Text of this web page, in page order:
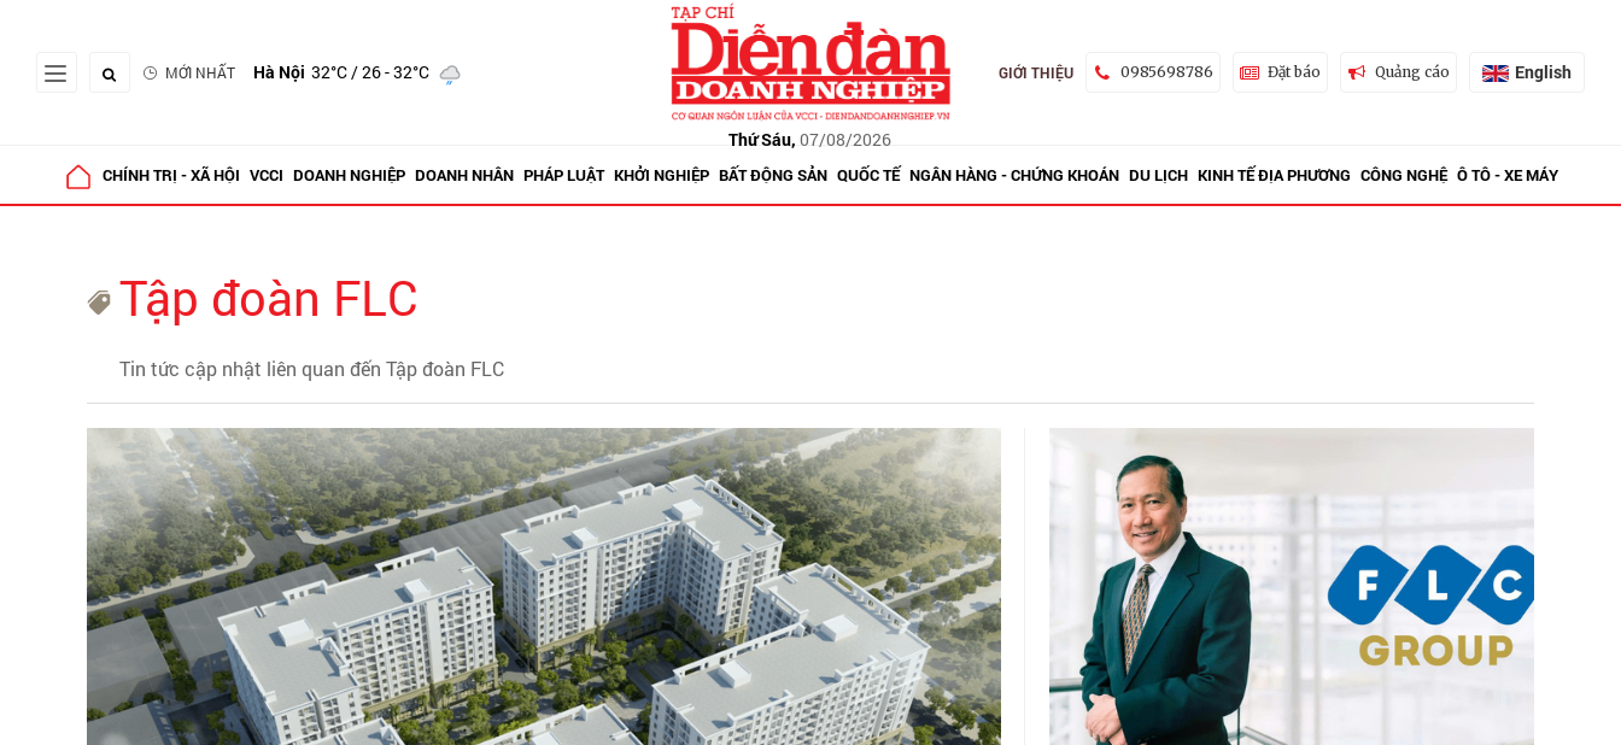
MỚI NHẤT Hà Nội 32°C/ 26 - 32°C
Thứ Sáu, 07/08/2026
GIỚI THIỆU 0985698786 Đặt báo Quảng cáo English
CHÍNH TRỊ - XÃ HỘI VCCI DOANH NGHIỆP DOANH NHÂN PHÁP LUẬT KHỞI NGHIỆP BẤT ĐỘNG SẢN QUỐC TẾ NGÂN HÀNG - CHỨNG KHOÁN DU LỊCH KINH TẾ ĐỊA PHƯƠNG CÔNG NGHỆ Ô TÔ - XE MÁY
Tập đoàn FLC
Tin tức cập nhật liên quan đến Tập đoàn FLC